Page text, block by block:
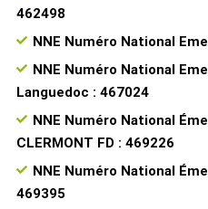
462498
NNE Numéro National
NNE Numéro National
Languedoc : 467024
NNE Numéro National
CLERMONT FD : 469226
NNE Numéro National
469395